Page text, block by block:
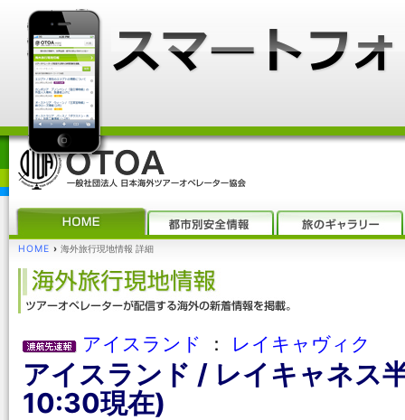
HOME › 海外旅行現地情報 詳細
アイスランド ： レイキャヴィク
アイスランド / レイキャネス
10:30現在)